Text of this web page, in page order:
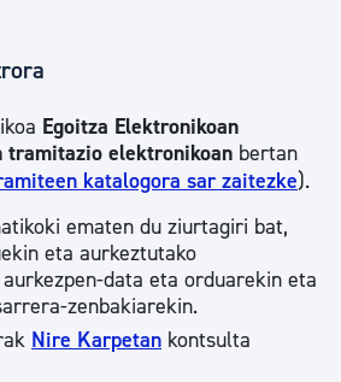
Egoitza Elektronikoan
tramitazio elektronikoan bertan
katalogora sar zaitezke).
ematen du ziurtagiri bat,
eta aurkeztutako
data eta orduarekin eta
zenbakiarekin.
Nire Karpetan kontsulta